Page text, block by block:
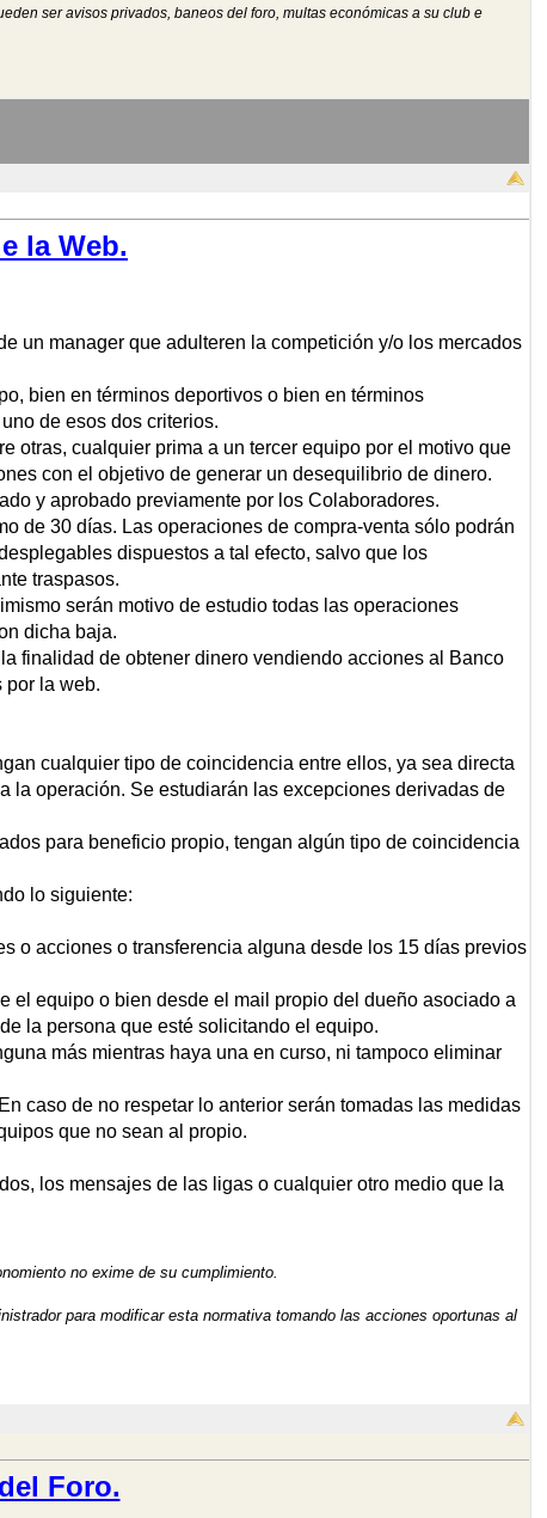
ser avisos privados, baneos del foro, multas económicas a su club e
la Web.
un manager que adulteren la competición y/o los mercados
bien en términos deportivos o bien en términos
de esos dos criterios.
otras, cualquier prima a un tercer equipo por el motivo que
con el objetivo de generar un desequilibrio de dinero.
y aprobado previamente por los Colaboradores.
de 30 días. Las operaciones de compra-venta sólo podrán
dispuestos a tal efecto, salvo que los
traspasos.
serán motivo de estudio todas las operaciones
dicha baja.
finalidad de obtener dinero vendiendo acciones al Banco
por la web.
cualquier tipo de coincidencia entre ellos, ya sea directa
la operación. Se estudiarán las excepciones derivadas de
para beneficio propio, tengan algún tipo de coincidencia
lo siguiente:
o acciones o transferencia alguna desde los 15 días previos
el equipo o bien desde el mail propio del dueño asociado a
la persona que esté solicitando el equipo.
más mientras haya una en curso, ni tampoco eliminar
caso de no respetar lo anterior serán tomadas las medidas
que no sean al propio.
los mensajes de las ligas o cualquier otro medio que la
no exime de su cumplimiento.
para modificar esta normativa tomando las acciones oportunas al
Foro.